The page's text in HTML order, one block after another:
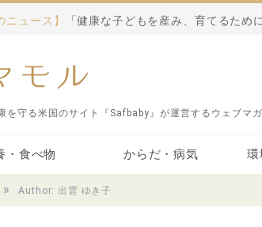
ニュース】 美容の強い味方「ヨーグルト」の効
を守る米国のサイト『Safbaby』が運営するウェブマ
・食べ物
食べ物
メント・栄養
からだ・病気 環
» Author: 出雲 ゆき子